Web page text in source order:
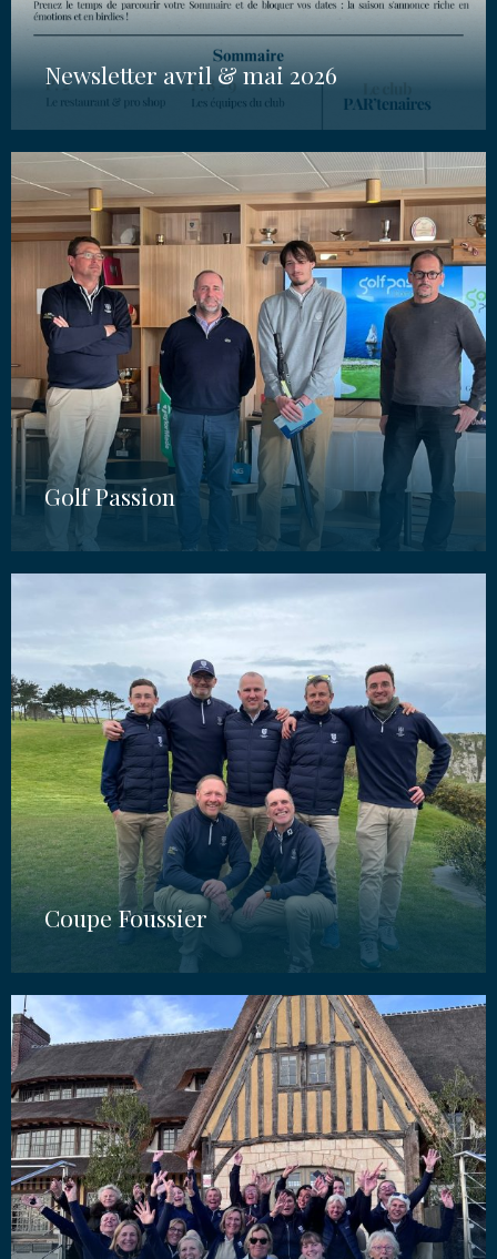
Newsletter avril & mai 2026
Golf Passion
Coupe Foussier